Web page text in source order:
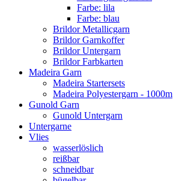
Farbe: lila
Farbe: blau
Brildor Metallicgarn
Brildor Garnkoffer
Brildor Untergarn
Brildor Farbkarten
Madeira Garn
Madeira Startersets
Madeira Polyestergarn - 1000m
Gunold Garn
Gunold Untergarn
Untergarne
Vlies
wasserlöslich
reißbar
schneidbar